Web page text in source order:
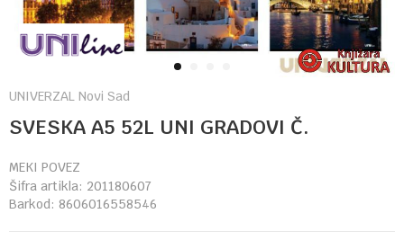
1
UNIVERZAL Novi Sad
SVESKA A5 52L UNI GRADOVI Č.
MEKI POVEZ
Šifra artikla: 201180607
Barkod: 8606016558546